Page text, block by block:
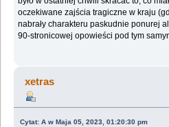
oczekiwane zajścia tragiczne w kraju
nabrały charakteru paskudnie ponurej
90-stronicowej opowieści pod tym
xetras
Cytat: A w Maja 05, 2023, 01:20:30 pm